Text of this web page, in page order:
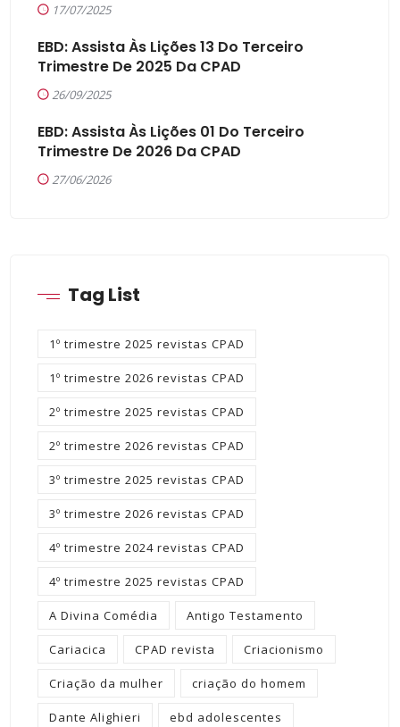
17/07/2025
EBD: Assista Às Lições 13 Do Terceiro
Trimestre De 2025 Da CPAD
26/09/2025
EBD: Assista Às Lições 01 Do Terceiro
Trimestre De 2026 Da CPAD
27/06/2026
Tag List
1º trimestre 2025 revistas CPAD
1º trimestre 2026 revistas CPAD
2º trimestre 2025 revistas CPAD
2º trimestre 2026 revistas CPAD
3º trimestre 2025 revistas CPAD
3º trimestre 2026 revistas CPAD
4º trimestre 2024 revistas CPAD
4º trimestre 2025 revistas CPAD
A Divina Comédia Antigo Testamento
Cariacica CPAD revista Criacionismo
Criação da mulher criação do homem
Dante Alighieri ebd adolescentes